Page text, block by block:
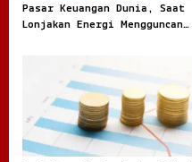
Pasar Keuangan Dunia, Saat
Lonjakan Energi Mengguncang